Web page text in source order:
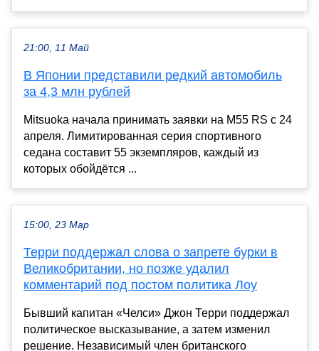
21:00, 11 Май
В Японии представили редкий автомобиль
за 4,3 млн рублей
Mitsuoka начала принимать заявки на M55 RS с 24
апреля. Лимитированная серия спортивного
седана составит 55 экземпляров, каждый из
которых обойдётся ...
15:00, 23 Мар
Терри поддержал слова о запрете бурки в
Великобритании, но позже удалил
комментарий под постом политика Лоу
Бывший капитан «Челси» Джон Терри поддержал
политическое высказывание, а затем изменил
решение. Независимый член британского